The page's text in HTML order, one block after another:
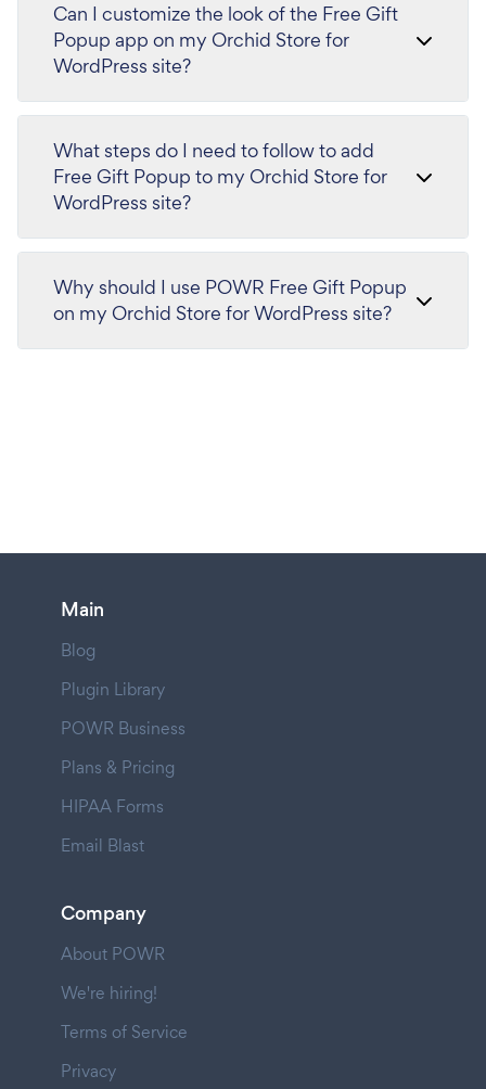
Can I customize the look of the Free Gift
Popup app on my Orchid Store for
WordPress site?
What steps do I need to follow to add
Free Gift Popup to my Orchid Store for
WordPress site?
Why should I use POWR Free Gift Popup
on my Orchid Store for WordPress site?
Main
Blog
Plugin Library
POWR Business
Plans & Pricing
HIPAA Forms
Email Blast
Company
About POWR
We're hiring!
Terms of Service
Privacy